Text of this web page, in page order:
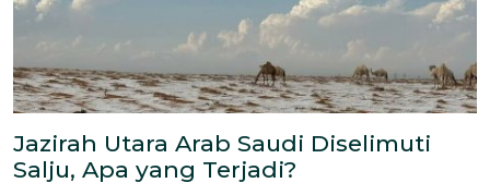
Jazirah Utara Arab Saudi Diselimuti
Salju, Apa yang Terjadi?